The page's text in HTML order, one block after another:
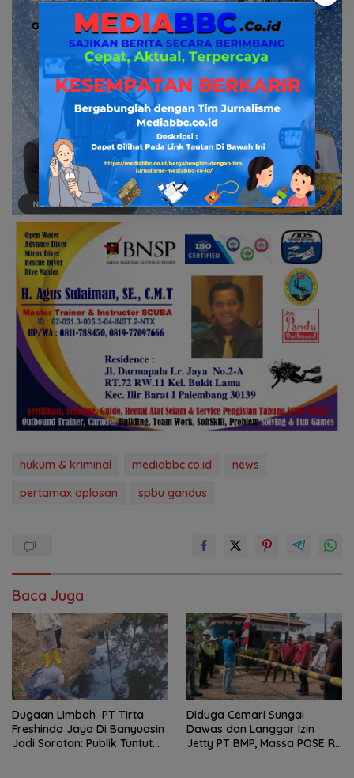
hukum & kriminal mediabbc.co.id
news
pertamax oplosan
spbu gandus
Baca Juga
Dugaan Limbah PT Tirta
Freshindo Jaya Di Banyuasin
Jadi Sorotan: Publik Tuntut
Diduga Cemari Sungai
Dawas dan Langgar Izin
Jetty PT BMP, Massa POSE RI